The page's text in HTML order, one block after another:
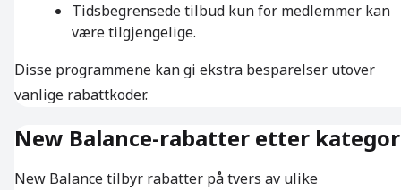
Tidsbegrensede tilbud kun for medlemmer kan
være tilgjengelige.
Disse programmene kan gi ekstra besparelser utover
vanlige rabattkoder.
New Balance-rabatter etter
New Balance tilbyr rabatter på tvers av ulike